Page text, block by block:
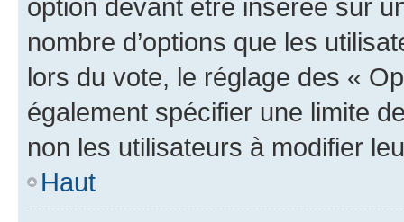
option devant être insérée sur
nombre d’options que les
lors du vote, le réglage des «
également spécifier une limite
non les utilisateurs à modifier
Haut